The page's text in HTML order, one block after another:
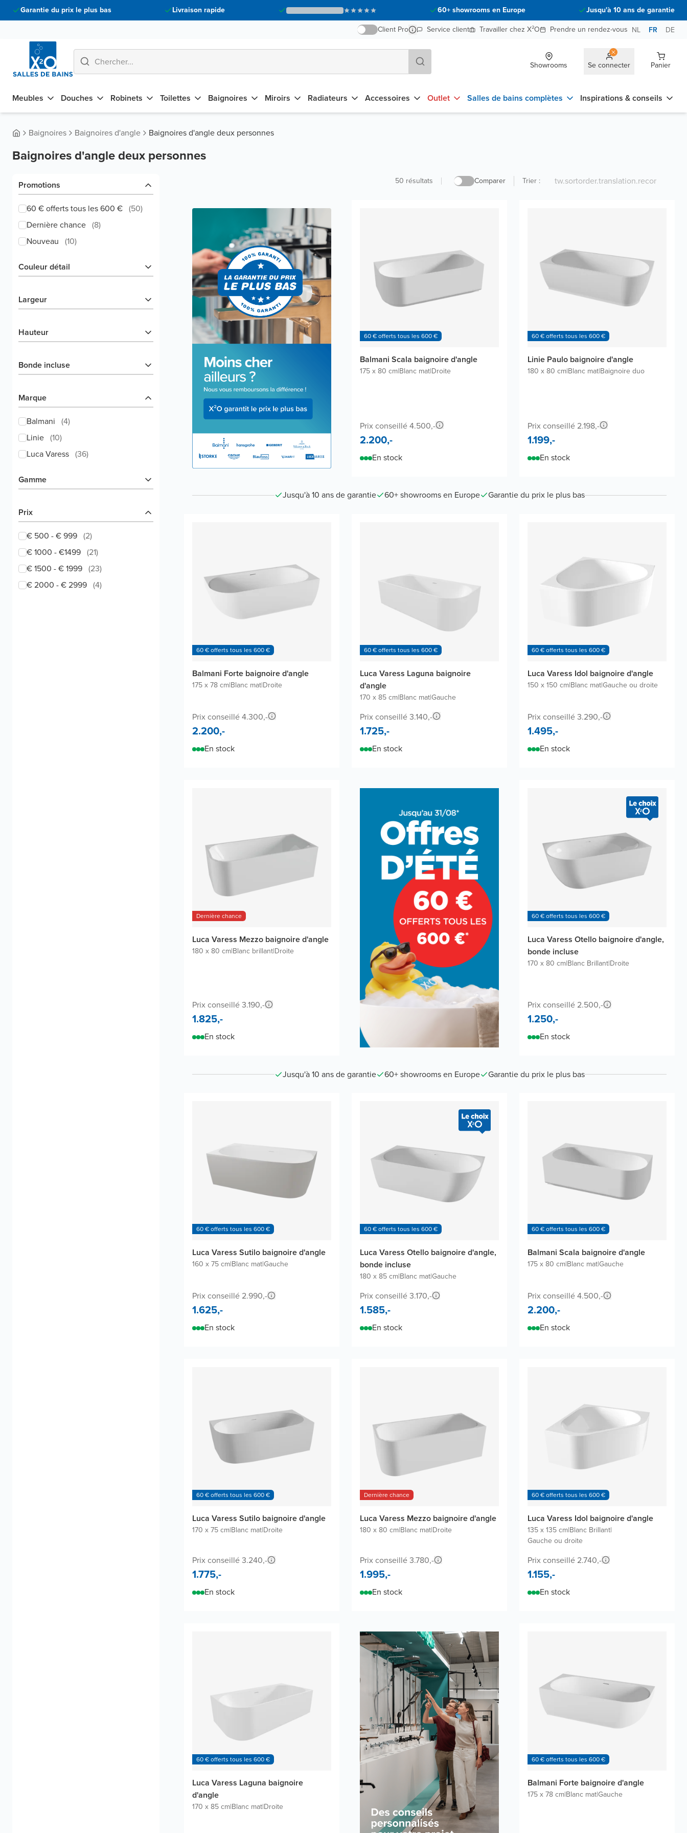
Garantie du prix le plus bas Livraison rapide 60+ showrooms en Europe
Jusqu'à 10 ans de garantie
Client Pro
Service client Travailler chez X²O Prendre un rendez-vous NL FR DE
Showrooms Se connecter Panier
Meubles Douches Robinets Toilettes Baignoires Miroirs Radiateurs Accessoires Outlet Salles de bains complètes Inspirations & conseils
Baignoires Baignoires d'angle Baignoires d'angle deux personnes
Baignoires d'angle deux personnes
Promotions
60 € offerts tous les 600 € (50)
Dernière chance (8)
Nouveau (10)
Couleur détail
Largeur
Hauteur
Bonde incluse
Marque
Balmani (4)
Linie (10)
Luca Varess (36)
Gamme
Prix
€ 500 - € 999 (2)
€ 1000 - €1499 (21)
€ 1500 - € 1999 (23)
€ 2000 - € 2999 (4)
50 résultats Comparer Trier :
60 € offerts tous les 600 €
Balmani Scala baignoire d'angle
175 x 80 cm|Blanc mat|Droite
Prix conseillé 4.500,-
2.200,-
En stock
60 € offerts tous les 600 €
Linie Paulo baignoire d'angle
180 x 80 cm|Blanc mat|Baignoire duo
Prix conseillé 2.198,-
1.199,-
En stock
Jusqu'à 10 ans de garantie 60+ showrooms en Europe Garantie du prix le plus bas
60 € offerts tous les 600 €
Balmani Forte baignoire d'angle
175 x 78 cm|Blanc mat|Droite
Prix conseillé 4.300,-
2.200,-
En stock
60 € offerts tous les 600 €
Luca Varess Laguna baignoire
d'angle
170 x 85 cm|Blanc mat|Gauche
Prix conseillé 3.140,-
1.725,-
En stock
60 € offerts tous les 600 €
Luca Varess Idol baignoire d'angle
150 x 150 cm|Blanc mat|Gauche ou droite
Prix conseillé 3.290,-
1.495,-
En stock
Dernière chance
Luca Varess Mezzo baignoire d'angle
180 x 80 cm|Blanc brillant|Droite
Prix conseillé 3.190,-
1.825,-
En stock
60 € offerts tous les 600 €
Luca Varess Otello baignoire d'angle,
bonde incluse
170 x 80 cm|Blanc Brillant|Droite
Prix conseillé 2.500,-
1.250,-
En stock
Jusqu'à 10 ans de garantie 60+ showrooms en Europe Garantie du prix le plus bas
60 € offerts tous les 600 €
Luca Varess Sutilo baignoire d'angle
160 x 75 cm|Blanc mat|Gauche
Prix conseillé 2.990,-
1.625,-
En stock
60 € offerts tous les 600 €
Luca Varess Otello baignoire d'angle,
bonde incluse
180 x 85 cm|Blanc mat|Gauche
Prix conseillé 3.170,-
1.585,-
En stock
60 € offerts tous les 600 €
Balmani Scala baignoire d'angle
175 x 80 cm|Blanc mat|Gauche
Prix conseillé 4.500,-
2.200,-
En stock
60 € offerts tous les 600 €
Luca Varess Sutilo baignoire d'angle
170 x 75 cm|Blanc mat|Droite
Prix conseillé 3.240,-
1.775,-
En stock
Dernière chance
Luca Varess Mezzo baignoire d'angle
180 x 80 cm|Blanc mat|Droite
Prix conseillé 3.780,-
1.995,-
En stock
60 € offerts tous les 600 €
Luca Varess Idol baignoire d'angle
135 x 135 cm|Blanc Brillant|
Gauche ou droite
Prix conseillé 2.740,-
1.155,-
En stock
60 € offerts tous les 600 €
Luca Varess Laguna baignoire
d'angle
170 x 85 cm|Blanc mat|Droite
60 € offerts tous les 600 €
Balmani Forte baignoire d'angle
175 x 78 cm|Blanc mat|Gauche